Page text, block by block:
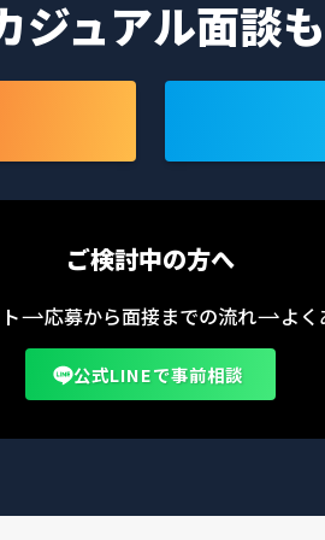
ジュアル面談も
ご検討中の方へ
応募から面接までの流れ よ
公式LINEで事前相談